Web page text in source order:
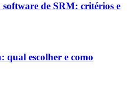
software de SRM: critérios e
escolher e como